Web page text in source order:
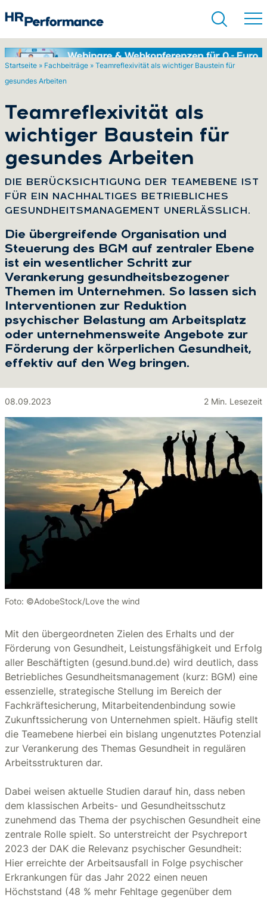
Startseite » Fachbeiträge » Teamreflexivität als wichtiger Baustein für
gesundes Arbeiten
Teamreflexivität als
wichtiger Baustein für
gesundes Arbeiten
DIE BERÜCKSICHTIGUNG DER TEAMEBENE IST
FÜR EIN NACHHALTIGES BETRIEBLICHES
GESUNDHEITSMANAGEMENT UNERLÄSSLICH.
Die übergreifende Organisation und
Steuerung des BGM auf zentraler Ebene
ist ein wesentlicher Schritt zur
Verankerung gesundheitsbezogener
Themen im Unternehmen. So lassen sich
Interventionen zur Reduktion
psychischer Belastung am Arbeitsplatz
oder unternehmensweite Angebote zur
Förderung der körperlichen Gesundheit,
effektiv auf den Weg bringen.
08.09.2023 2 Min. Lesezeit
Foto: ©AdobeStock/Love the wind
Mit den übergeordneten Zielen des Erhalts und der
Förderung von Gesundheit, Leistungsfähigkeit und Erfolg
aller Beschäftigten (gesund.bund.de) wird deutlich, dass
Betriebliches Gesundheitsmanagement (kurz: BGM) eine
essenzielle, strategische Stellung im Bereich der
Fachkräftesicherung, Mitarbeitendenbindung sowie
Zukunftssicherung von Unternehmen spielt. Häufig stellt
die Teamebene hierbei ein bislang ungenutztes Potenzial
zur Verankerung des Themas Gesundheit in regulären
Arbeitsstrukturen dar.
Dabei weisen aktuelle Studien darauf hin, dass neben
dem klassischen Arbeits- und Gesundheitsschutz
zunehmend das Thema der psychischen Gesundheit eine
zentrale Rolle spielt. So unterstreicht der Psychreport
2023 der DAK die Relevanz psychischer Gesundheit:
Hier erreichte der Arbeitsausfall in Folge psychischer
Erkrankungen für das Jahr 2022 einen neuen
Höchststand (48 % mehr Fehltage gegenüber dem